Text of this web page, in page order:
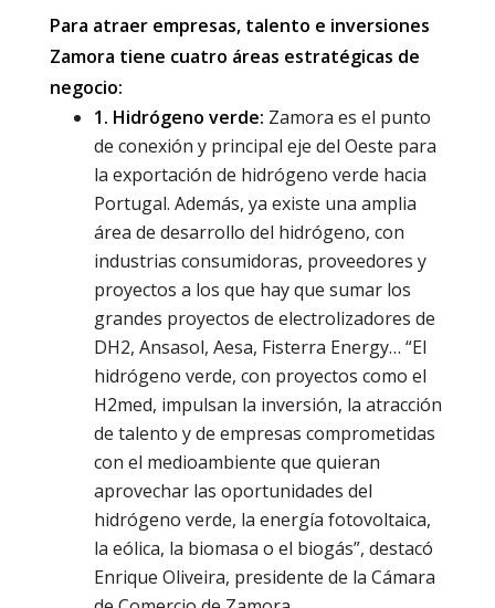
Para atraer empresas, talento e inversiones
Zamora tiene cuatro áreas estratégicas de
negocio:
1. Hidrógeno verde: Zamora es el punto
de conexión y principal eje del Oeste para
la exportación de hidrógeno verde hacia
Portugal. Además, ya existe una amplia
área de desarrollo del hidrógeno, con
industrias consumidoras, proveedores y
proyectos a los que hay que sumar los
grandes proyectos de electrolizadores de
DH2, Ansasol, Aesa, Fisterra Energy… “El
hidrógeno verde, con proyectos como el
H2med, impulsan la inversión, la atracción
de talento y de empresas comprometidas
con el medioambiente que quieran
aprovechar las oportunidades del
hidrógeno verde, la energía fotovoltaica,
la eólica, la biomasa o el biogás”, destacó
Enrique Oliveira, presidente de la Cámara